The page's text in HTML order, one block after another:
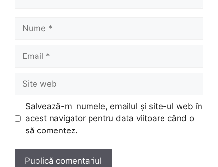
Nume
Email
Site
web
Salvează-mi numele, emailul și site-ul web în
acest navigator pentru data viitoare când o
să comentez.